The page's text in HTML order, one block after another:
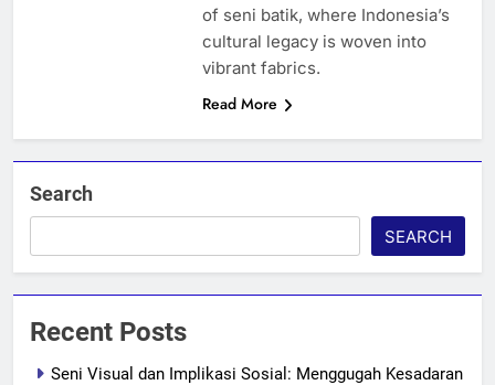
of seni batik, where Indonesia’s
cultural legacy is woven into
vibrant fabrics.
Read More
Search
SEARCH
Recent Posts
Seni Visual dan Implikasi Sosial: Menggugah Kesadaran